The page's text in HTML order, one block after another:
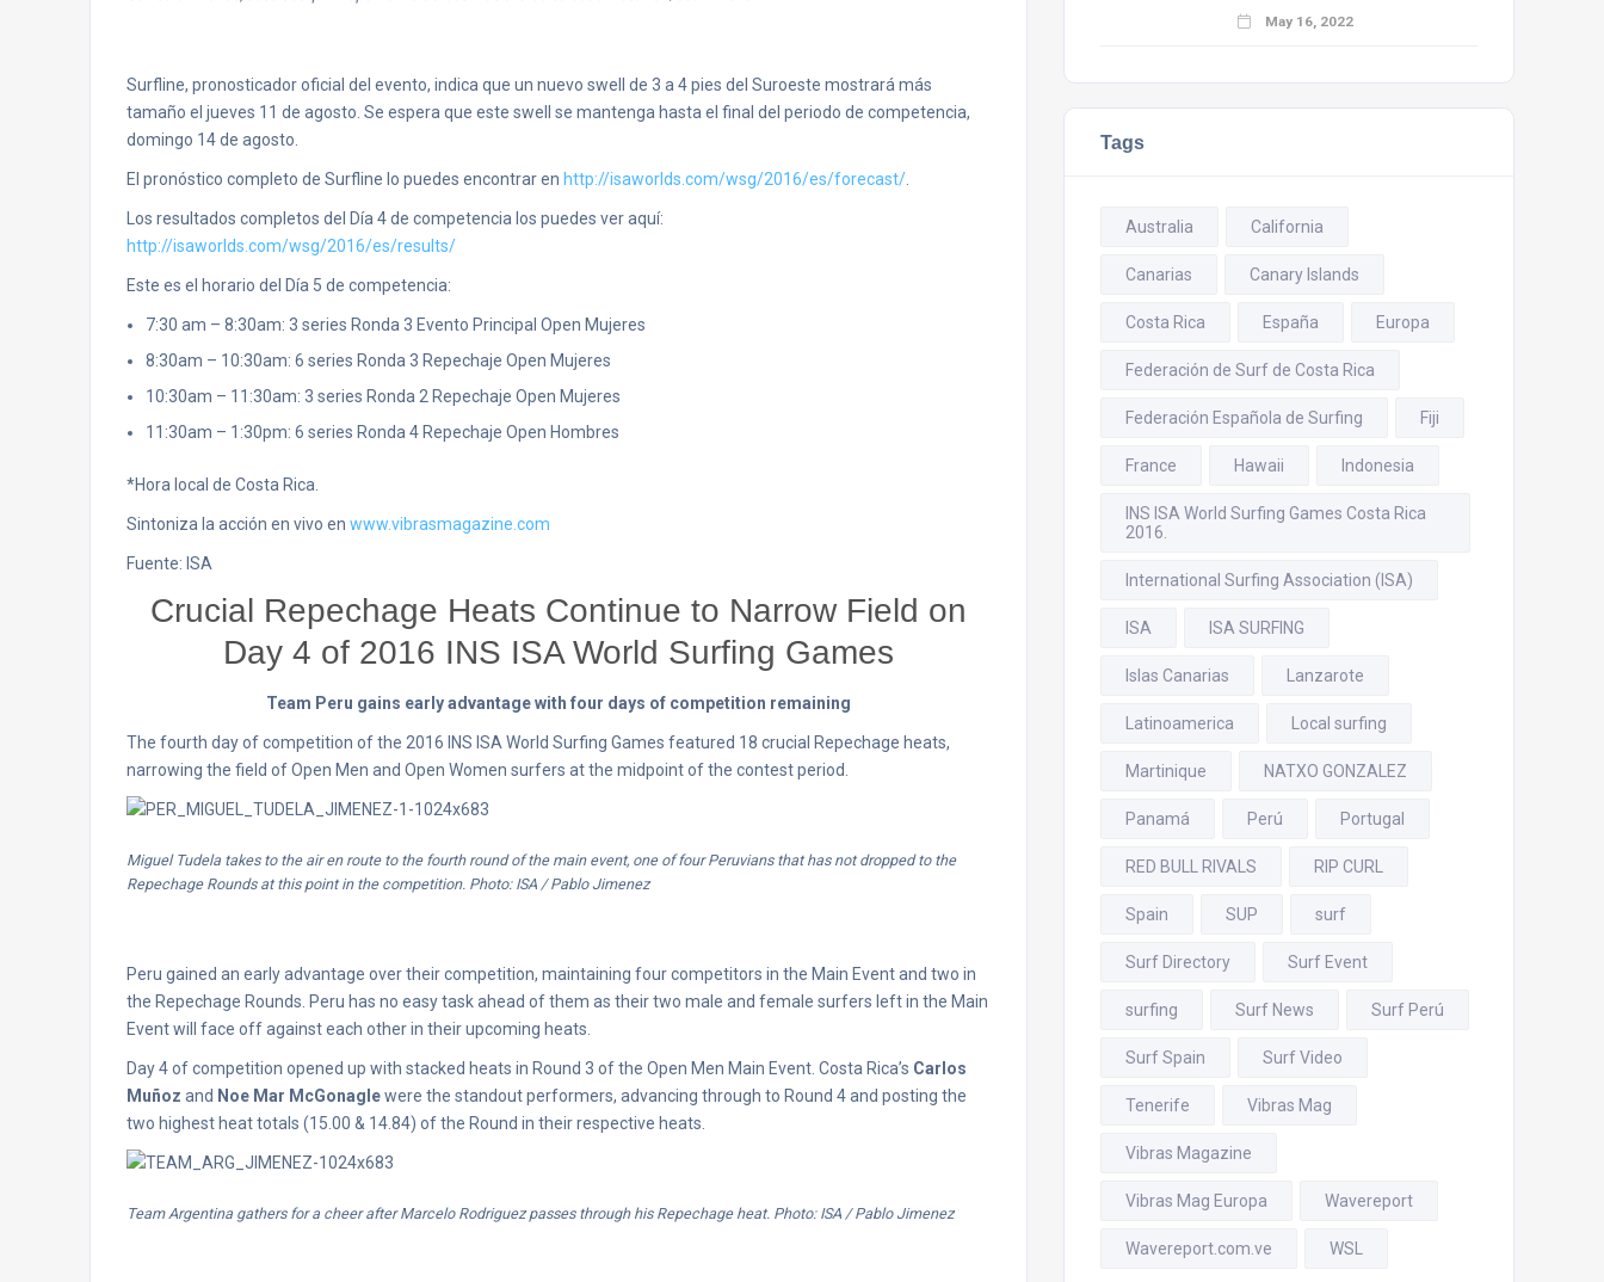
Surfline, pronosticador oficial del evento, indica que un nuevo swell de 3 a 4 pies del Suroeste mostrará más
tamaño el jueves 11 de agosto. Se espera que este swell se mantenga hasta el final del periodo de competencia,
domingo 14 de agosto.
El pronóstico completo de Surfline lo puedes encontrar en http://isaworlds.com/wsg/2016/es/forecast/
Los resultados completos del Día 4 de competencia los puedes ver aquí:
http://isaworlds.com/wsg/2016/es/results/
Este es el horario del Día 5 de competencia:
7:30 am – 8:30am: 3 series Ronda 3 Evento Principal Open Mujeres
8:30am – 10:30am: 6 series Ronda 3 Repechaje Open Mujeres
10:30am – 11:30am: 3 series Ronda 2 Repechaje Open Mujeres
11:30am – 1:30pm: 6 series Ronda 4 Repechaje Open Hombres
*Hora local de Costa Rica.
Sintoniza la acción en vivo en www.vibrasmagazine.com
Fuente: ISA
Crucial Repechage Heats Continue to Narrow Field on
Day 4 of 2016 INS ISA World Surfing Games
Team Peru gains early advantage with four days of competition remaining
The fourth day of competition of the 2016 INS ISA World Surfing Games featured 18 crucial Repechage heats,
narrowing the field of Open Men and Open Women surfers at the midpoint of the contest period.
Miguel Tudela takes to the air en route to the fourth round of the main event, one of four Peruvians that has not dropped to the
Repechage Rounds at this point in the competition. Photo: ISA / Pablo Jimenez
Peru gained an early advantage over their competition, maintaining four competitors in the Main Event and two in
the Repechage Rounds. Peru has no easy task ahead of them as their two male and female surfers left in the Main
Event will face off against each other in their upcoming heats.
Day 4 of competition opened up with stacked heats in Round 3 of the Open Men Main Event. Costa Rica’s Carlos
Muñoz and Noe Mar McGonaglewere the standout performers, advancing through to Round 4 and posting the
two highest heat totals (15.00 & 14.84) of the Round in their respective heats.
Team Argentina gathers for a cheer after Marcelo Rodriguez passes through his Repechage heat. Photo: ISA / Pablo Jimenez
May 16, 2022
Tags
Australia California
Canarias Canary Islands
Costa Rica España Europa
Federación de Surf de Costa Rica
Federación Española de Surfing Fiji
France Hawaii Indonesia
INS ISA World Surfing Games Costa Rica
2016.
International Surfing Association (ISA)
ISA ISA SURFING
Islas Canarias Lanzarote
Latinoamerica Local surfing
Martinique NATXO GONZALEZ
Panamá Perú Portugal
RED BULL RIVALS RIP CURL
Spain SUP surf
Surf Directory Surf Event
surfing Surf News Surf Perú
Surf Spain Surf Video
Tenerife Vibras Mag
Vibras Magazine
Vibras Mag Europa Wavereport
Wavereport.com.ve WSL